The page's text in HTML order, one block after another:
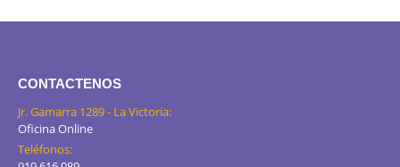
CONTACTENOS
Jr. Gamarra 1289 - La Victoria:
Oficina Online
Teléfonos: